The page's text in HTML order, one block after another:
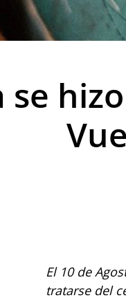
se
El 10 de
tratarse del